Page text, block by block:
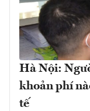
Hà Nội:
khoản phí
tế